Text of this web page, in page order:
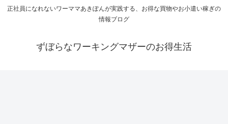
正社員になれないワーママあきぽんが実践する、お得な買物やお小遣い稼ぎの
情報ブログ
ずぼらなワーキングマザーのお得生活